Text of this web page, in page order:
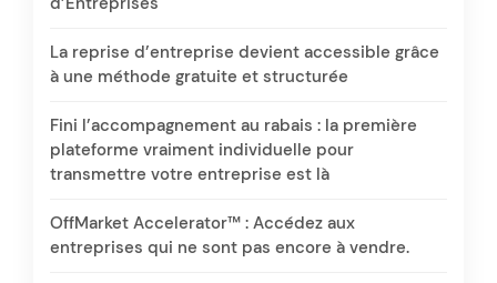
La reprise d’entreprise devient accessible grâce
à une méthode gratuite et structurée
Fini l’accompagnement au rabais : la première
plateforme vraiment individuelle pour
transmettre votre entreprise est là
OffMarket Accelerator™ : Accédez aux
entreprises qui ne sont pas encore à vendre.